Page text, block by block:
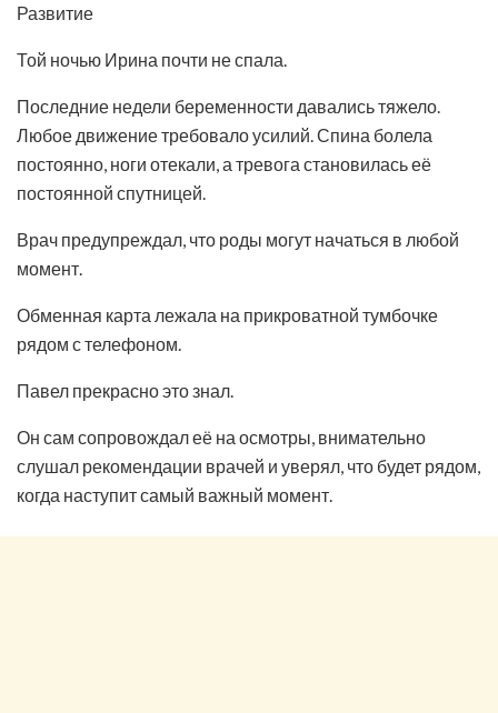
Развитие
Той ночью Ирина почти не спала.
Последние недели беременности давались тяжело.
Любое движение требовало усилий. Спина болела
постоянно, ноги отекали, а тревога становилась её
постоянной спутницей.
Врач предупреждал, что роды могут начаться в любой
момент.
Обменная карта лежала на прикроватной тумбочке
рядом с телефоном.
Павел прекрасно это знал.
Он сам сопровождал её на осмотры, внимательно
слушал рекомендации врачей и уверял, что будет рядом,
когда наступит самый важный момент.